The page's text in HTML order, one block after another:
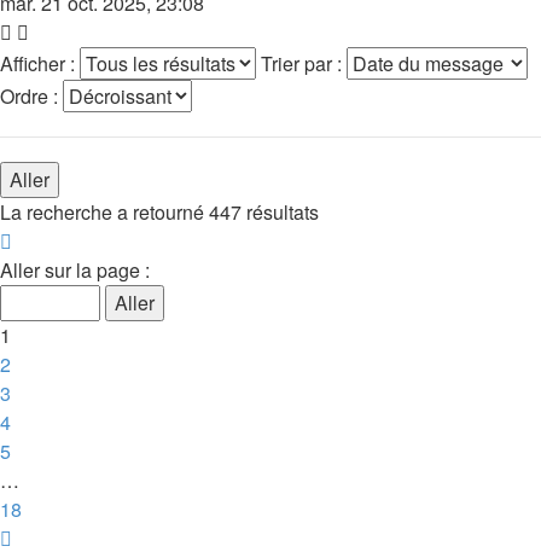
Afficher :
Trier par :
Ordre :
La recherche a retourné 447 résultats
1
18
Aller sur la page :
1
2
3
4
5
…
18